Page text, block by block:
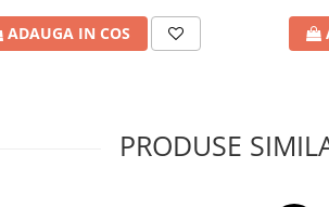
ADAUGA IN COS
PRODUSE